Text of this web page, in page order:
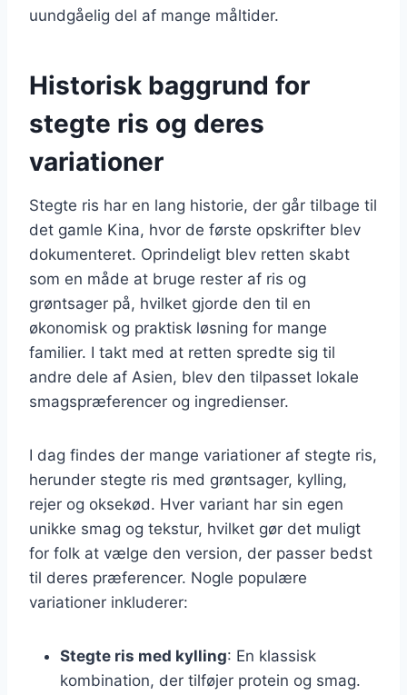
uundgåelig del af mange måltider.
Historisk baggrund for
stegte ris og deres
variationer
Stegte ris har en lang historie, der går tilbage til
det gamle Kina, hvor de første opskrifter blev
dokumenteret. Oprindeligt blev retten skabt
som en måde at bruge rester af ris og
grøntsager på, hvilket gjorde den til en
økonomisk og praktisk løsning for mange
familier. I takt med at retten spredte sig til
andre dele af Asien, blev den tilpasset lokale
smagspræferencer og ingredienser.
I dag findes der mange variationer af stegte ris,
herunder stegte ris med grøntsager, kylling,
rejer og oksekød. Hver variant har sin egen
unikke smag og tekstur, hvilket gør det muligt
for folk at vælge den version, der passer bedst
til deres præferencer. Nogle populære
variationer inkluderer:
Stegte ris med kylling: En klassisk
kombination, der tilføjer protein og smag.